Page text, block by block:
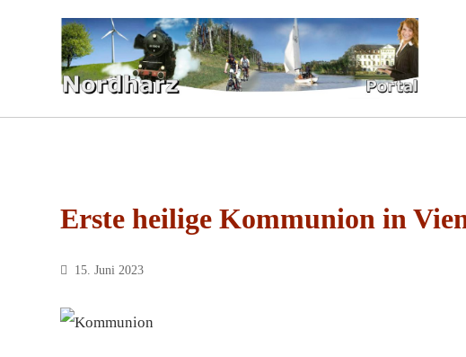
Erste heilige Kommunion in
15. Juni 2023